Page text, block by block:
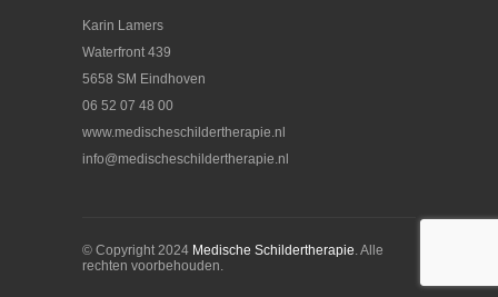
Karin Lamers
Waterfront 439
5658 SM Eindhoven
06 52 07 48 00
www.medischeschildertherapie.nl
info@medischeschildertherapie.nl
© Copyright 2024 Medische Schildertherapie. Alle
rechten voorbehouden.